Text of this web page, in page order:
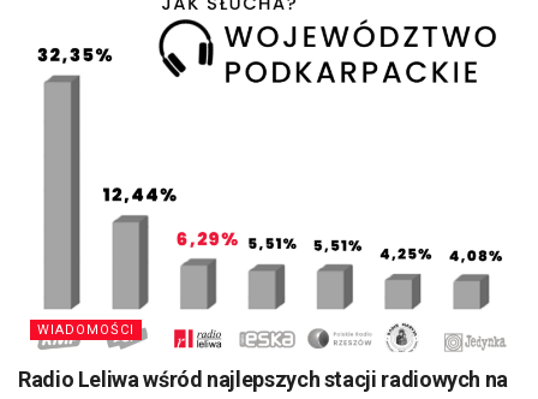
WIADOMOŚCI
Radio Leliwa wśród najlepszych stacji radiowych na